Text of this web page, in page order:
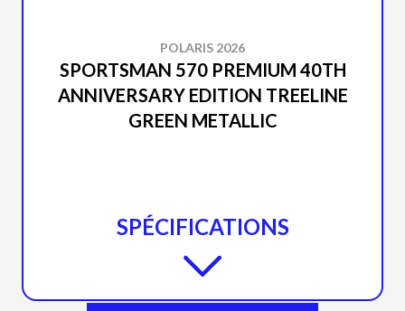
POLARIS 2026
SPORTSMAN 570 PREMIUM 40TH
ANNIVERSARY EDITION TREELINE
GREEN METALLIC
SPÉCIFICATIONS